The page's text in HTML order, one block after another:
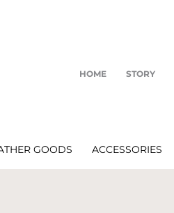
HOME STORY
GOODS ACCESSORIES